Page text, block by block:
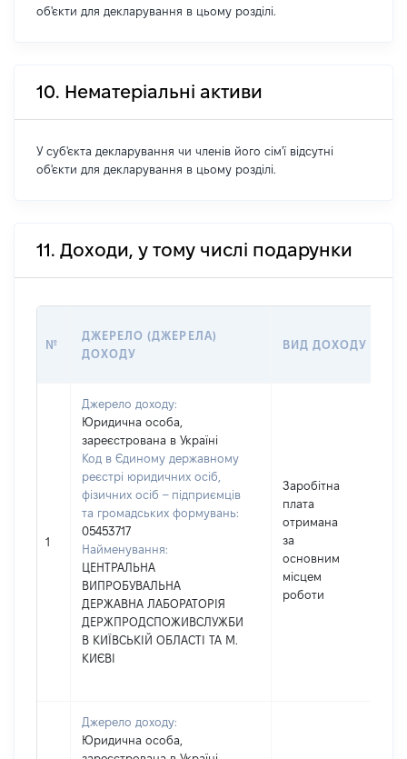
об'єкти для декларування в цьому розділі.
10. Нематеріальні активи
У суб'єкта декларування чи членів його сім'ї відсутні
об'єкти для декларування в цьому розділі.
11. Доходи, у тому числі подарунки
№
ДЖЕРЕЛО (ДЖЕРЕЛА)
ДОХОДУ
ВИД ДОХОДУ
1
Джерело доходу:
Юридична особа,
зареєстрована в Україні
Код в Єдиному державному
реєстрі юридичних осіб,
фізичних осіб – підприємців
та громадських формувань:
05453717
Найменування:
ЦЕНТРАЛЬНА
ВИПРОБУВАЛЬНА
ДЕРЖАВНА ЛАБОРАТОРІЯ
ДЕРЖПРОДСПОЖИВСЛУЖБИ
В КИЇВСЬКІЙ ОБЛАСТІ ТА М.
КИЄВІ
Заробітна
плата
отримана
за
основним
місцем
роботи
Джерело доходу:
Юридична особа,